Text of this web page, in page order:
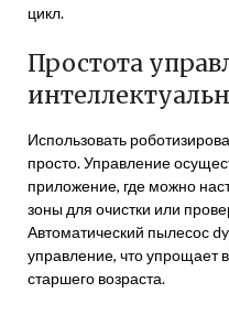
цикл.
Простота
Использовать
просто. Управление
приложение, где можно
зоны для очистки или
Автоматический пылесос
управление, что упрощает
старшего возраста.